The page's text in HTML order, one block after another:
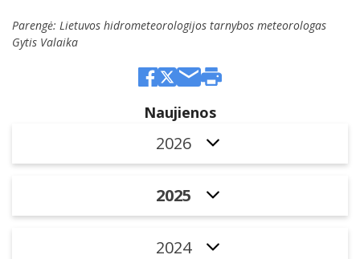
Naujienos
2026
2025
2024
Parengė: Lietuvos hidrometeorologijos tarnybos meteorologas
Gytis Valaika